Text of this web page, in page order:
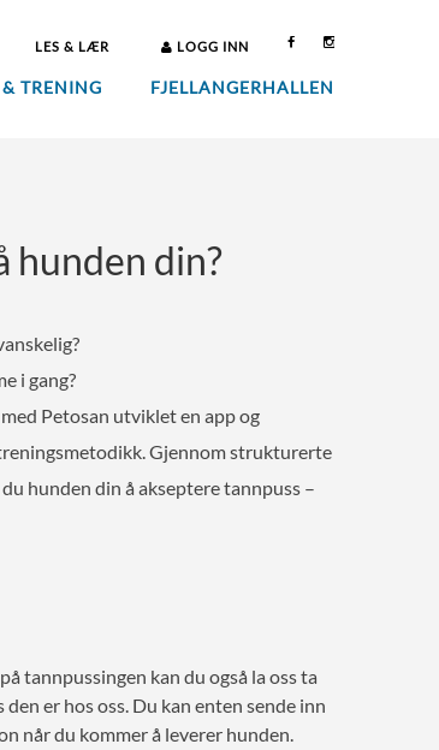
LES & LÆR LOGG INN
& TRENING FJELLANGERHALLEN
hunden din?
i gang?
Petosan utviklet en app og
Gjennom strukturerte
hunden din å akseptere tannpuss –
tannpussingen kan du også la oss ta
er hos oss. Du kan enten sende inn
når du kommer å leverer hunden.